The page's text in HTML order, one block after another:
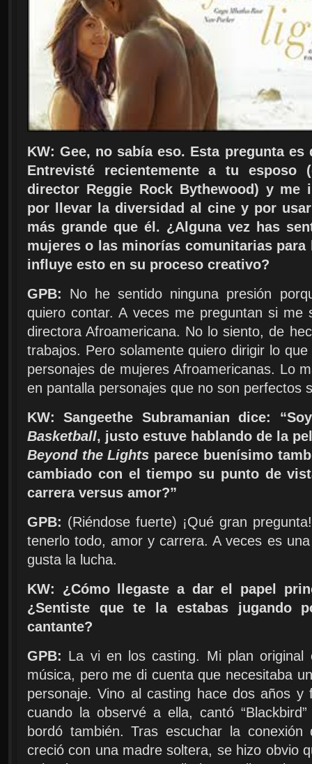
KW: Gee, no sabía eso. Esta pregunta
Entrevisté recientemente a tu esposo
director Reggie Rock Bythewood) y me
por llevar la diversidad al cine y por
más grande que él. ¿Alguna vez has
mujeres o las minorías comunitarias
influye esto en su proceso creativo?
GPB: No he sentido ninguna presión
quiero contar. A veces me preguntan si me
directora Afroamericana. No lo siento, de
trabajos. Pero solamente quiero dirigir lo
personajes de mujeres Afroamericanas. Lo
en pantalla personajes que no son perfectos
KW: Sangeethe Subramanian dice:
Basketball, justo estuve hablando de la
Beyond the Lights parece buenísimo
cambiado con el tiempo su punto de
carrera versus amor?”
GPB: (Riéndose fuerte) ¡Qué gran
tenerlo todo, amor y carrera. A veces es
gusta la lucha.
KW: ¿Cómo llegaste a dar el papel
¿Sentiste que te la estabas jugando
cantante?
GPB: La vi en los casting. Mi plan
música, pero me di cuenta que necesitaba
personaje. Vino al casting hace dos años
cuando la observé a ella, cantó
bordó también. Tras escuchar la
creció con una madre soltera, se hizo obvio